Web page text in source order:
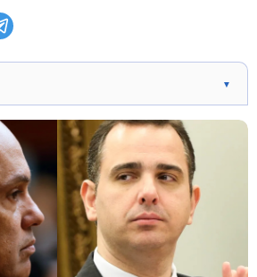
▼
da PEC que
pois não foi proposta
é vista como potencial
e Judiciário devido a
Mesmo com avanço no
acreditam que PEC será
caso aprovada.